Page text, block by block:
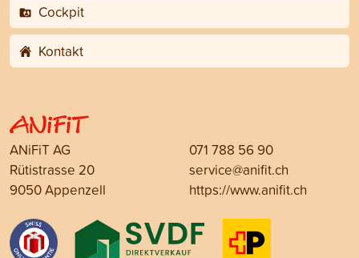
Cockpit
Kontakt
ANiFiT AG
Rütistrasse 20
9050 Appenzell
071 788 56 90
service@anifit.ch
https://www.anifit.ch